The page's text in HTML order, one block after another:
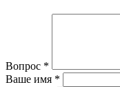
Вопрос *
Ваше имя *